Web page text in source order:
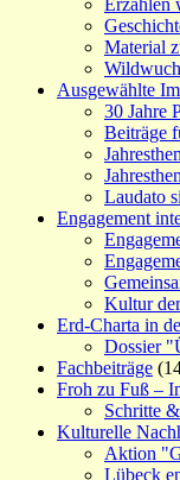
Erzählen
Material
Ausgewählte
30 Jahre
Beiträge
Laudato
Engagement
Kultur
Erd-Charta in
Dossier
Fachbeiträge
Froh zu Fuß –
Schritte
Kulturelle
Aktion
Lübeck